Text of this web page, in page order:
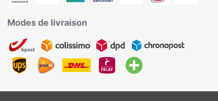
Modes de livraison